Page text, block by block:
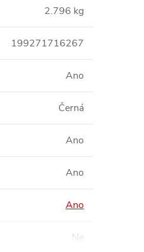
2.796 kg
199271716267
Ano
Černá
Ano
Ano
Ano
Ne